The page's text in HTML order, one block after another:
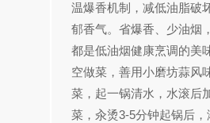
温爆香机制，减低油脂破
郁香气。省爆香、少油烟
都是低油烟健康烹调的美
空做菜，善用小磨坊蒜风
菜，起一锅清水，水滚后
菜，汆烫3-5分钟起锅后